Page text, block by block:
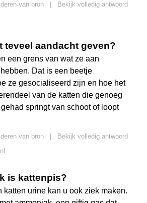
van bron
Bekijk volledig antwoord
teveel aandacht geven?
een grens van wat ze aan
Dat is een beetje
ze gesocialiseerd zijn en hoe het
van de katten die genoeg
springt van schoot of loopt
van bron
Bekijk volledig antwoord
is kattenpis?
katten urine kan u ook ziek maken.